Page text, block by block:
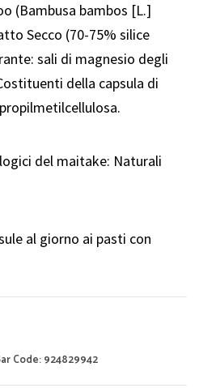
(Bambusa bambos [L.]
Secco (70-75% silice
sali di magnesio degli
della capsula di
del maitake: Naturali
al giorno ai pasti con
Code: 924829942